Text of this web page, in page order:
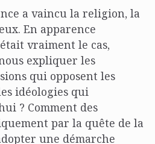
a vaincu la religion, la
En apparence
vraiment le cas,
expliquer les
qui opposent les
idéologies qui
? Comment des
par la quête de la
une démarche